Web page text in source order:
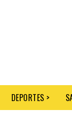
DEPORTES >